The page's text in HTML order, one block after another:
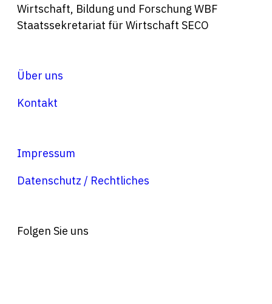
Wirtschaft, Bildung und Forschung WBF
Staatssekretariat für Wirtschaft SECO
Über uns
Kontakt
Impressum
Datenschutz / Rechtliches
Folgen Sie uns